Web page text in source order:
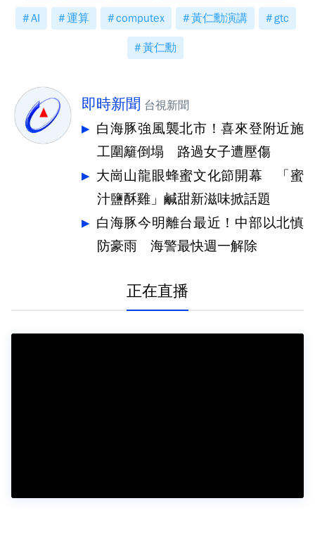
AI 運算 computex 黃仁勳演講 gtc
黃仁勳
即時新聞 台視新聞
白海豚強風襲北市！喜來登附近施
工圍籬倒塌 路過女子遭壓傷
大崗山龍眼蜂蜜文化節開幕 「蜜
汁鹽酥雞」鹹甜新滋味掀話題
白海豚今明離台最近！中部以北慎
防豪雨 海警最快週一解除
正在直播